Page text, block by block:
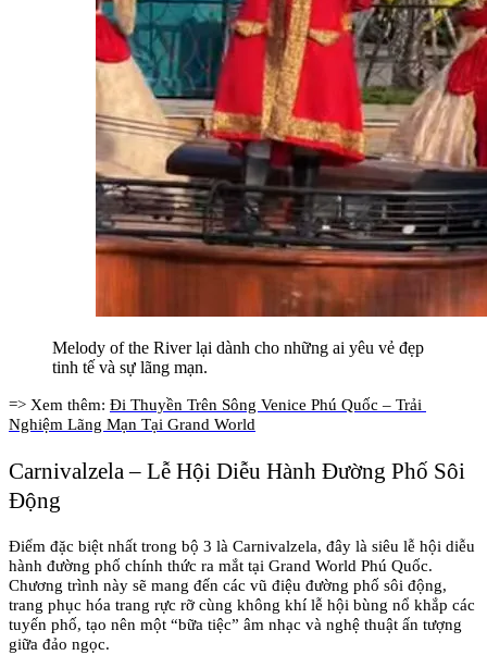
Melody of the River lại dành cho những ai yêu vẻ đẹp
tinh tế và sự lãng mạn.
=> Xem thêm: Đi Thuyền Trên Sông Venice Phú Quốc – Trải
Nghiệm Lãng Mạn Tại Grand World
Carnivalzela – Lễ Hội Diễu Hành Đường Phố Sôi
Động
Điểm đặc biệt nhất trong bộ 3 là Carnivalzela, đây là siêu lễ hội diễu
hành đường phố chính thức ra mắt tại Grand World Phú Quốc.
Chương trình này sẽ mang đến các vũ điệu đường phố sôi động,
trang phục hóa trang rực rỡ cùng không khí lễ hội bùng nổ khắp các
tuyến phố, tạo nên một “bữa tiệc” âm nhạc và nghệ thuật ấn tượng
giữa đảo ngọc.